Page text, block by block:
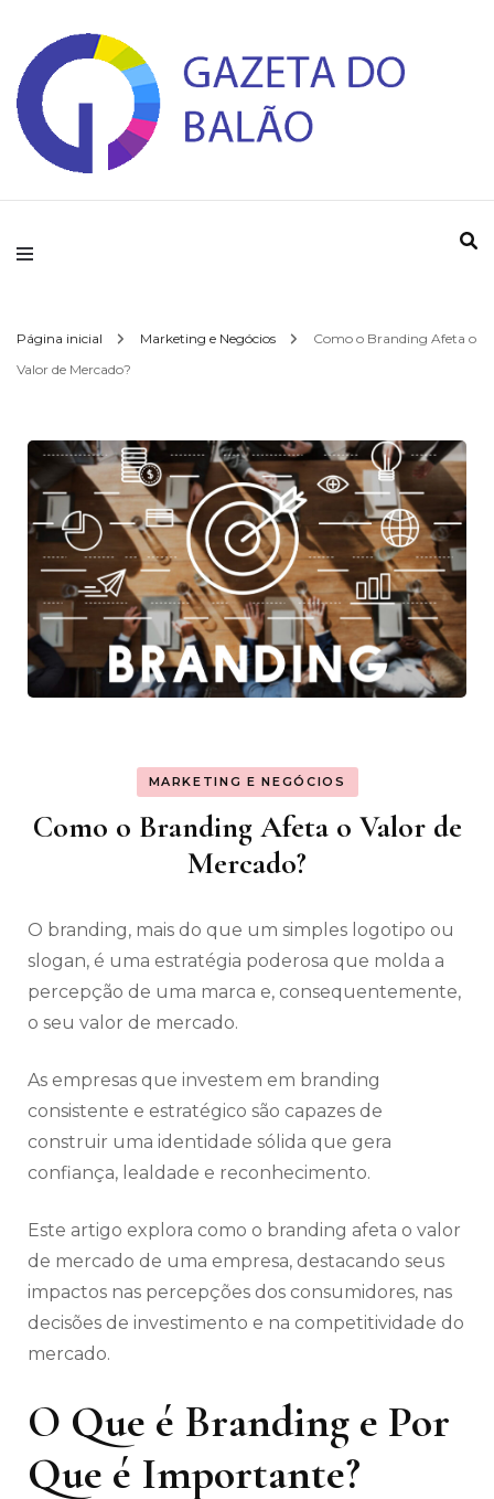
Gazeta do Balao
Página inicial Marketing e Negócios
Como o Branding Afeta o
Valor de Mercado?
MARKETING E NEGÓCIOS
Como o Branding Afeta o Valor de
Mercado?
O branding, mais do que um simples logotipo ou
slogan, é uma estratégia poderosa que molda a
percepção de uma marca e, consequentemente,
o seu valor de mercado.
As empresas que investem em branding
consistente e estratégico são capazes de
construir uma identidade sólida que gera
confiança, lealdade e reconhecimento.
Este artigo explora como o branding afeta o valor
de mercado de uma empresa, destacando seus
impactos nas percepções dos consumidores, nas
decisões de investimento e na competitividade do
mercado.
O Que é Branding e Por
Que é Importante?